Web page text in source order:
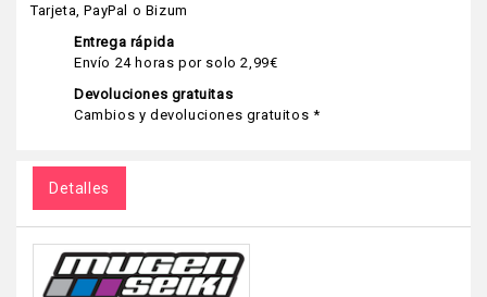
Tarjeta, PayPal o Bizum
Entrega rápida
Envío 24 horas por solo 2,99€
Devoluciones gratuitas
Cambios y devoluciones gratuitos *
Detalles